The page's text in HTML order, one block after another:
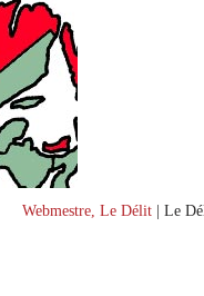
Webmestre, Le Délit | Le